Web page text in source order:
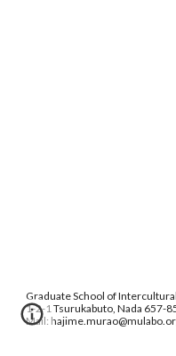
Graduate School of
1-2-1 Tsurukabuto, Nada 657-
Mail: